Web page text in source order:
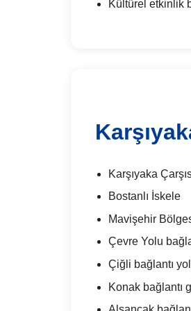
Kültürel etkinlik
Karşıyaka
Bostanlı İskele
Mavişehir
Çevre Yolu
Çiğli bağlantı
Konak bağlantı